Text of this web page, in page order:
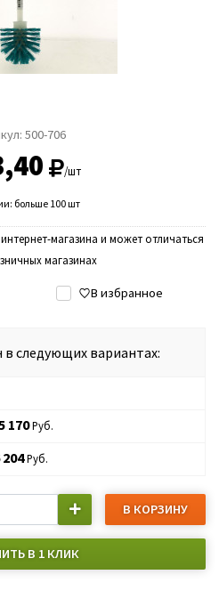
500-706
/шт
больше 100 шт
магазина и может отличаться
магазинах
В избранное
следующих вариантах:
170Руб.
204Руб.
В КОРЗИНУ
В 1 КЛИК